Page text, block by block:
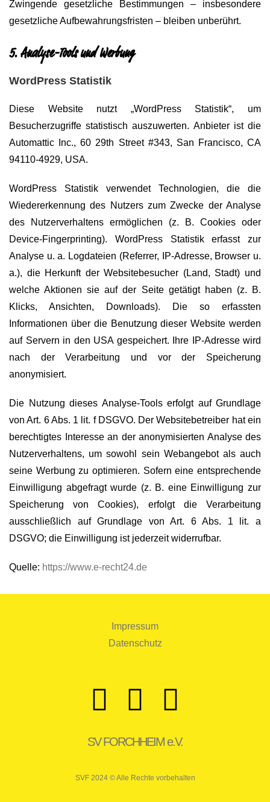
Zwingende gesetzliche Bestimmungen – insbesondere
gesetzliche Aufbewahrungsfristen – bleiben unberührt.
5. Analyse-Tools und Werbung
WordPress Statistik
Diese Website nutzt „WordPress Statistik“, um
Besucherzugriffe statistisch auszuwerten. Anbieter ist die
Automattic Inc., 60 29th Street #343, San Francisco, CA
94110-4929, USA.
WordPress Statistik verwendet Technologien, die die
Wiedererkennung des Nutzers zum Zwecke der Analyse
des Nutzerverhaltens ermöglichen (z. B. Cookies oder
Device-Fingerprinting). WordPress Statistik erfasst zur
Analyse u. a. Logdateien (Referrer, IP-Adresse, Browser u.
a.), die Herkunft der Websitebesucher (Land, Stadt) und
welche Aktionen sie auf der Seite getätigt haben (z. B.
Klicks, Ansichten, Downloads). Die so erfassten
Informationen über die Benutzung dieser Website werden
auf Servern in den USA gespeichert. Ihre IP-Adresse wird
nach der Verarbeitung und vor der Speicherung
anonymisiert.
Die Nutzung dieses Analyse-Tools erfolgt auf Grundlage
von Art. 6 Abs. 1 lit. f DSGVO. Der Websitebetreiber hat ein
berechtigtes Interesse an der anonymisierten Analyse des
Nutzerverhaltens, um sowohl sein Webangebot als auch
seine Werbung zu optimieren. Sofern eine entsprechende
Einwilligung abgefragt wurde (z. B. eine Einwilligung zur
Speicherung von Cookies), erfolgt die Verarbeitung
ausschließlich auf Grundlage von Art. 6 Abs. 1 lit. a
DSGVO; die Einwilligung ist jederzeit widerrufbar.
Quelle: https://www.e-recht24.de
Impressum
Datenschutz
SV FORCHHEIM e.V.
SVF 2024 © Alle Rechte vorbehalten